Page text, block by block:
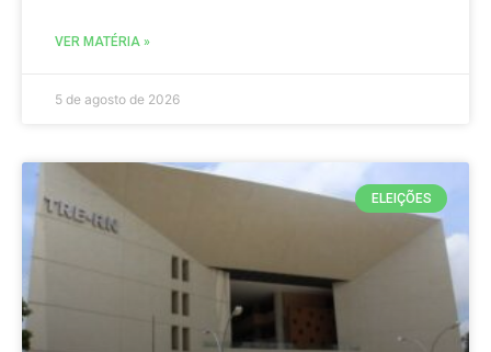
VER MATÉRIA »
5 de agosto de 2026
ELEIÇÕES